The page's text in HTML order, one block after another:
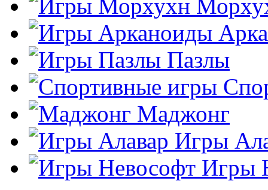
Пазлы
Маджонг
Игры
Игры